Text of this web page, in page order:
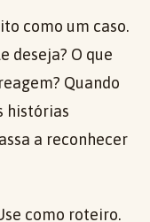
como um caso.
deseja? O que
Quando
histórias
a reconhecer
como roteiro.